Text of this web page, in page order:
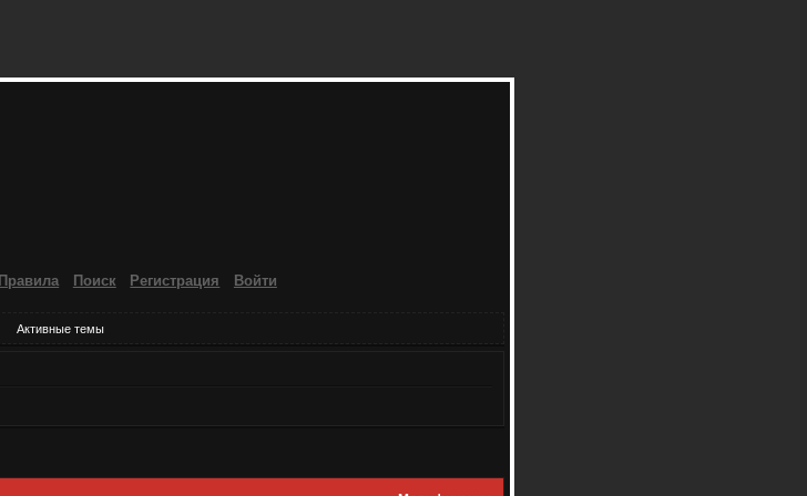
Правила Поиск Регистрация Войти
Активные темы